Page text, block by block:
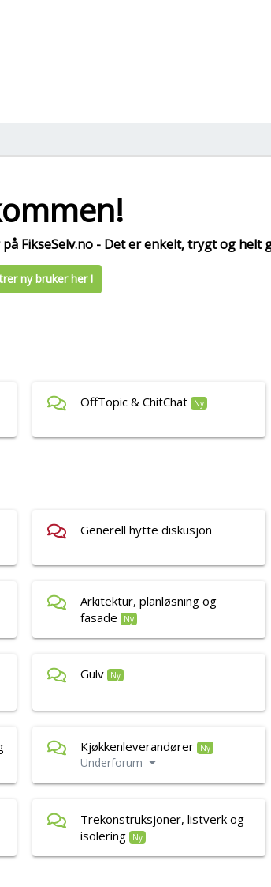
FikseSelv.no - Det er enkelt, trygt og helt
ny bruker her !
OffTopic & ChitChat Ny
Generell hytte diskusjon
Arkitektur, planløsning og
fasade
Ny
Gulv Ny
Kjøkkenleverandører Ny
Underforum
Trekonstruksjoner, listverk og
isolering
Ny